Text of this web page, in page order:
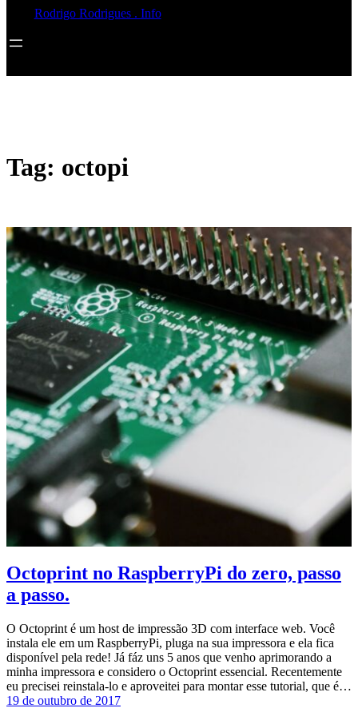
Rodrigo Rodrigues . Info
Tag: octopi
Octoprint no RaspberryPi do zero, passo
a passo.
O Octoprint é um host de impressão 3D com interface web. Você
instala ele em um RaspberryPi, pluga na sua impressora e ela fica
disponível pela rede! Já fáz uns 5 anos que venho aprimorando a
minha impressora e considero o Octoprint essencial. Recentemente
eu precisei reinstala-lo e aproveitei para montar esse tutorial, que é…
19 de outubro de 2017